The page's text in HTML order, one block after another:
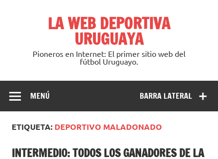
LA WEB DEPORTIVA
URUGUAYA
Pioneros en Internet: El primer sitio web del
fútbol Uruguayo.
BARRA LATERAL
MENÚ
ETIQUETA: DEPORTIVO MALADONADO
INTERMEDIO: TODOS LOS GANADORES DE LA